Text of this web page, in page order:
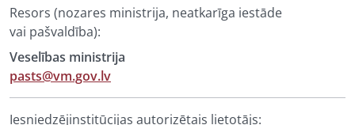
Resors (nozares ministrija, neatkarīga iestāde
vai pašvaldība):
Veselības ministrija
pasts@vm.gov.lv
Iesniedzējinstitūcijas autorizētais lietotājs: